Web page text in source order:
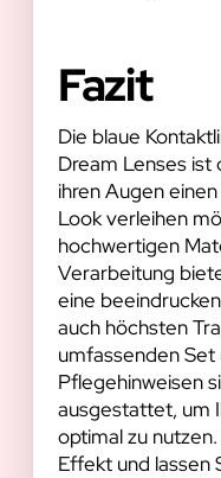
Fazit
Die blaue
Dream Lenses ist
ihren Augen
Look verleihen
hochwertigen
Verarbeitung
eine
auch höchsten
umfassenden
Pflegehinweisen
ausgestattet, um
optimal zu
Effekt und lassen